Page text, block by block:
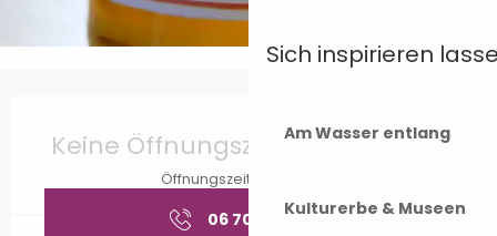
Sich inspirieren
Am Wasser entlang
Kulturerbe & Museen
Keine Öffnungszeiten hinterlegt
Öffnungszeiten ansehen
06 70 78 38▒▒